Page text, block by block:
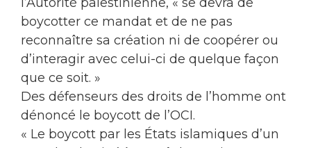
boycotter ce mandat et de ne pas
reconnaître sa création ni de coopérer ou
d’interagir avec celui-ci de quelque façon
que ce soit. »
Des défenseurs des droits de l’homme ont
dénoncé le boycott de l’OCI.
« Le boycott par les États islamiques d’un